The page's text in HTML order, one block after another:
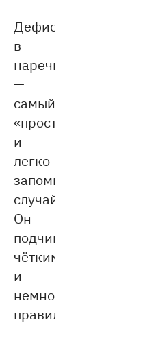
Дефис
в
наречиях
—
самый
«простой»
и
легко
запоминающийся
случай.
Он
подчиняется
чётким
и
немногочисленным
правилам.